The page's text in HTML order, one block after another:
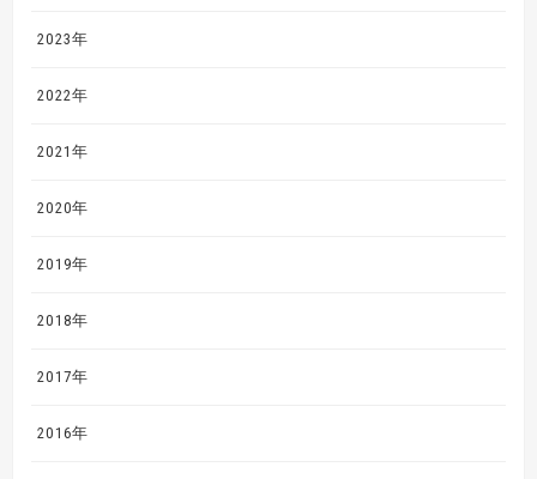
2023年
2022年
2021年
2020年
2019年
2018年
2017年
2016年